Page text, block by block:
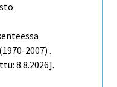
2007) .
8.8.2026].